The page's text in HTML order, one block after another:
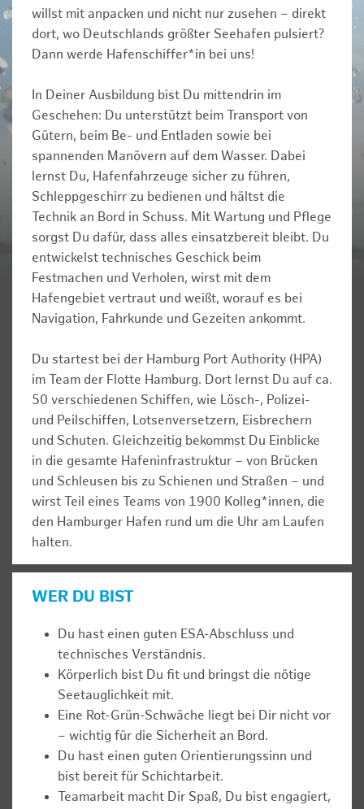
willst mit anpacken und nicht nur zusehen – direkt
dort, wo Deutschlands größter Seehafen pulsiert?
Dann werde Hafenschiffer*in bei uns!
In Deiner Ausbildung bist Du mittendrin im
Geschehen: Du unterstützt beim Transport von
Gütern, beim Be- und Entladen sowie bei
spannenden Manövern auf dem Wasser. Dabei
lernst Du, Hafenfahrzeuge sicher zu führen,
Schleppgeschirr zu bedienen und hältst die
Technik an Bord in Schuss. Mit Wartung und Pflege
sorgst Du dafür, dass alles einsatzbereit bleibt. Du
entwickelst technisches Geschick beim
Festmachen und Verholen, wirst mit dem
Hafengebiet vertraut und weißt, worauf es bei
Navigation, Fahrkunde und Gezeiten ankommt.
Du startest bei der Hamburg Port Authority (HPA)
im Team der Flotte Hamburg. Dort lernst Du auf ca.
50 verschiedenen Schiffen, wie Lösch-, Polizei-
und Peilschiffen, Lotsenversetzern, Eisbrechern
und Schuten. Gleichzeitig bekommst Du Einblicke
in die gesamte Hafeninfrastruktur – von Brücken
und Schleusen bis zu Schienen und Straßen – und
wirst Teil eines Teams von 1900 Kolleg*innen, die
den Hamburger Hafen rund um die Uhr am Laufen
halten.
WER DU BIST
Du hast einen guten ESA-Abschluss und
technisches Verständnis.
Körperlich bist Du fit und bringst die nötige
Seetauglichkeit mit.
Eine Rot-Grün-Schwäche liegt bei Dir nicht vor
– wichtig für die Sicherheit an Bord.
Du hast einen guten Orientierungssinn und
bist bereit für Schichtarbeit.
Teamarbeit macht Dir Spaß, Du bist engagiert,